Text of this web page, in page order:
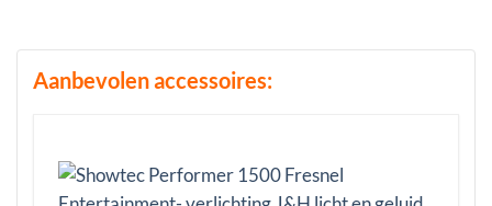
Aanbevolen accessoires: